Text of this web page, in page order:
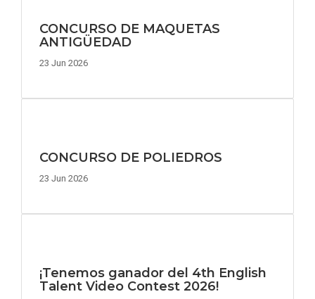
CONCURSO DE MAQUETAS
ANTIGÜEDAD
23 Jun 2026
CONCURSO DE POLIEDROS
23 Jun 2026
¡Tenemos ganador del 4th English
Talent Video Contest 2026!